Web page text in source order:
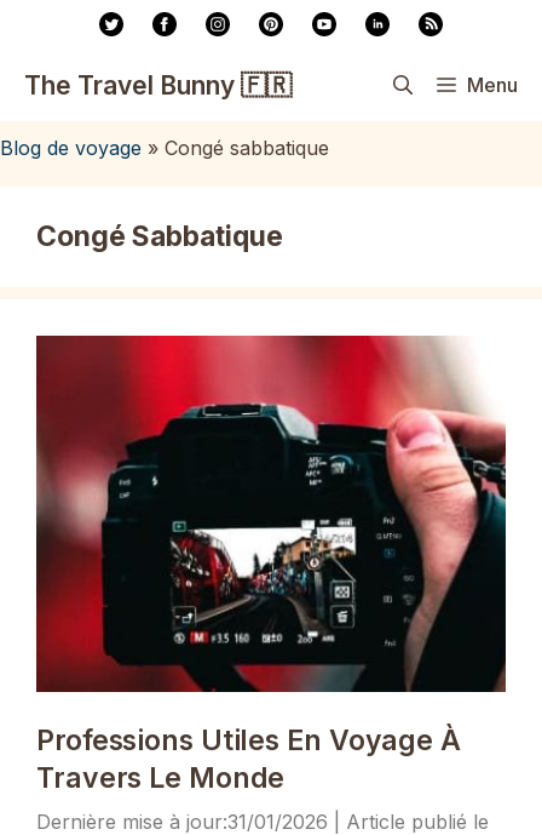
contenu
The Travel Bunny 🇫🇷 Menu
Blog de voyage » Congé sabbatique
Congé Sabbatique
Professions Utiles En Voyage À
Travers Le Monde
31/01/2026